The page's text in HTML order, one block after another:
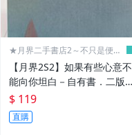
▌漫畫 ▌電玩 ▌
▌宗教 ▌命理 ▌
✈宗教
✈星相命理╱風水
★月界二手書店2～不只是便
【月界2S2】如果有些心意不
能向你坦白－自有書．二版
（絕版）_Middle_青森文化_
原價280 〖言情小說〗AKI
$ 119
直購